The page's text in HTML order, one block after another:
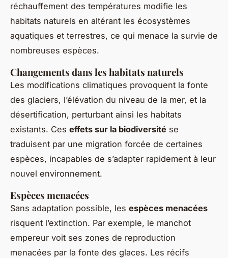
réchauffement des températures modifie les
habitats naturels en altérant les écosystèmes
aquatiques et terrestres, ce qui menace la survie de
nombreuses espèces.
Changements dans les habitats naturels
Les modifications climatiques provoquent la fonte
des glaciers, l’élévation du niveau de la mer, et la
désertification, perturbant ainsi les habitats
existants. Ces effets sur la biodiversité se
traduisent par une migration forcée de certaines
espèces, incapables de s’adapter rapidement à leur
nouvel environnement.
Espèces menacées
Sans adaptation possible, les espèces menacées
risquent l’extinction. Par exemple, le manchot
empereur voit ses zones de reproduction
menacées par la fonte des glaces. Les récifs